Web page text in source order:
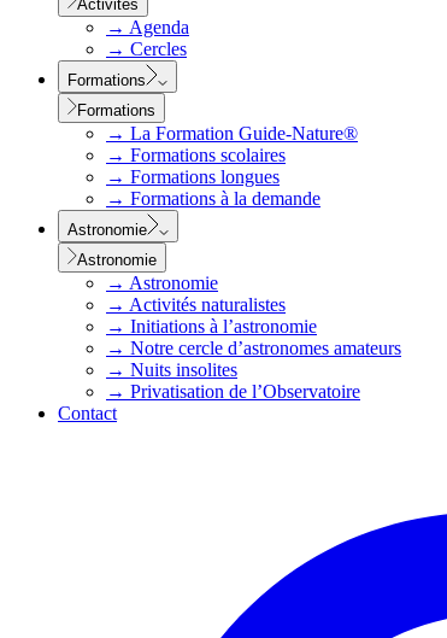
Activités
→ Agenda
→ Cercles
Formations
Formations
→ La Formation Guide-Nature®
→ Formations scolaires
→ Formations longues
→ Formations à la demande
Astronomie
Astronomie
→ Astronomie
→ Activités naturalistes
→ Initiations à l’astronomie
→ Notre cercle d’astronomes amateurs
→ Nuits insolites
→ Privatisation de l’Observatoire
Contact